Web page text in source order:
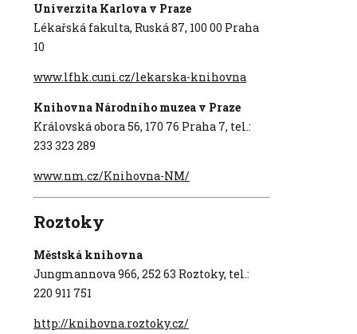
Univerzita Karlova v Praze
Lékařská fakulta, Ruská 87, 100 00 Praha
10
www.lfhk.cuni.cz/lekarska-knihovna
Knihovna Národního muzea v Praze
Královská obora 56, 170 76 Praha 7, tel.:
233 323 289
www.nm.cz/Knihovna-NM/
Roztoky
Městská knihovna
Jungmannova 966, 252 63 Roztoky, tel.:
220 911 751
http://knihovna.roztoky.cz/